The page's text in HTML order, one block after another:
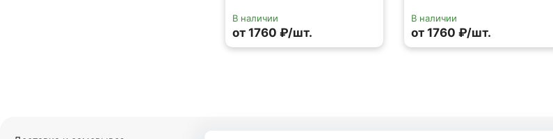
В наличии
от 1760 ₽/шт.
В наличии
от 1760 ₽/шт.